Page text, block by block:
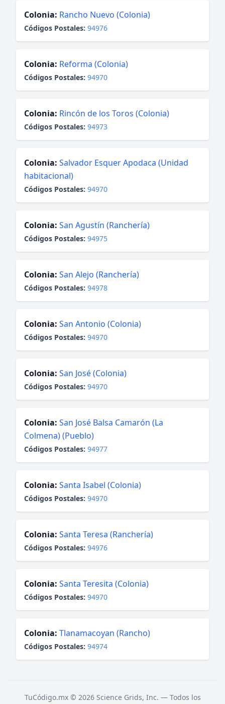
Colonia: Rancho Nuevo (Colonia)
Códigos Postales: 94976
Colonia: Reforma (Colonia)
Códigos Postales: 94970
Colonia: Rincón de los Toros (Colonia)
Códigos Postales: 94973
Colonia: Salvador Esquer Apodaca (Unidad
habitacional)
Códigos Postales: 94970
Colonia: San Agustín (Ranchería)
Códigos Postales: 94975
Colonia: San Alejo (Ranchería)
Códigos Postales: 94978
Colonia: San Antonio (Colonia)
Códigos Postales: 94970
Colonia: San José (Colonia)
Códigos Postales: 94970
Colonia: San José Balsa Camarón (La
Colmena) (Pueblo)
Códigos Postales: 94977
Colonia: Santa Isabel (Colonia)
Códigos Postales: 94970
Colonia: Santa Teresa (Ranchería)
Códigos Postales: 94976
Colonia: Santa Teresita (Colonia)
Códigos Postales: 94970
Colonia: Tlanamacoyan (Rancho)
Códigos Postales: 94974
TuCódigo.mx © 2026 Science Grids, Inc. — Todos los